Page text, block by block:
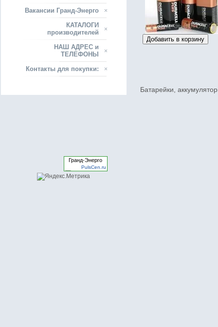
Батарейки,
Вакансии Гранд-Энерго
КАТАЛОГИ
производителей
НАШ АДРЕС и
ТЕЛЕФОНЫ
Контакты для покупки:
Гранд-Энерго
PulsCen.ru